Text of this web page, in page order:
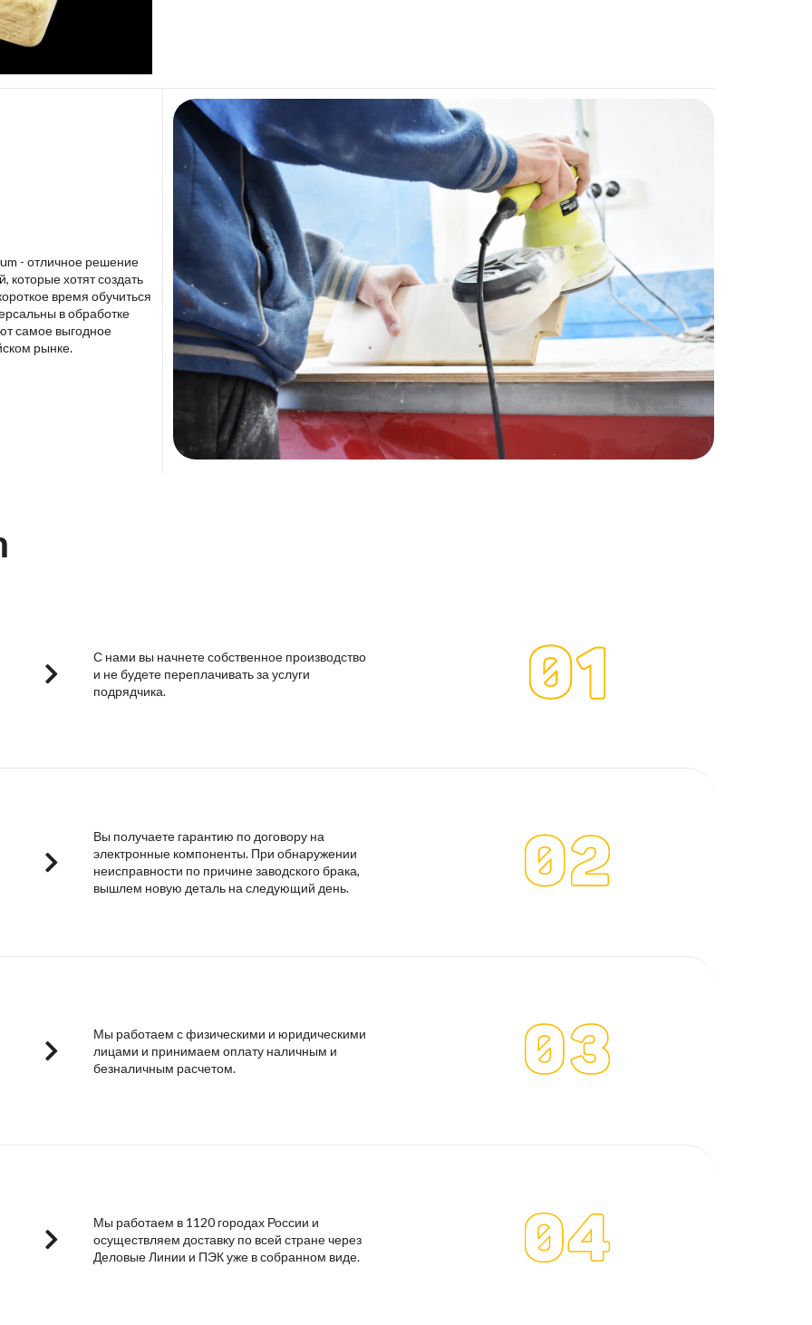
- отличное решение
хотят создать
время обучиться
в обработке
самое выгодное
рынке.
С нами вы начнете собственное производство
и не будете переплачивать за услуги
подрядчика.
Вы получаете гарантию по договору на
электронные компоненты. При обнаружении
неисправности по причине заводского брака,
вышлем новую деталь на следующий день.
Мы работаем с физическими и юридическими
лицами и принимаем оплату наличным и
безналичным расчетом.
Мы работаем в 1120 городах России и
осуществляем доставку по всей стране через
Деловые Линии и ПЭК уже в собранном виде.